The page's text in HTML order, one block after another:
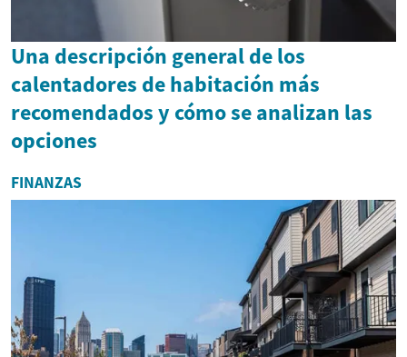
Una descripción general de los
calentadores de habitación más
recomendados y cómo se analizan las
opciones
FINANZAS